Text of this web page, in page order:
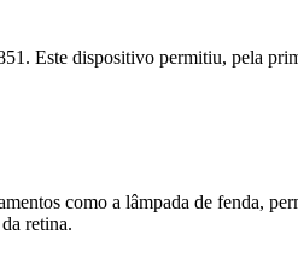
Este dispositivo permitiu, pela
como a lâmpada de fenda,
retina.